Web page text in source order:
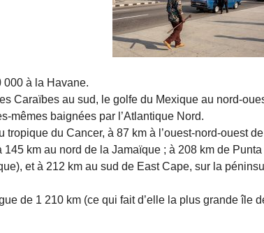
000 à la Havane.
Caraïbes au sud, le golfe du Mexique au nord-
mêmes baignées par l’Atlantique Nord.
du Cancer, à 87 km à l’ouest-nord-ouest
km au nord de la Jamaïque ; à 208 km de Punta
et à 212 km au sud de East Cape, sur la
de 1 210 km (ce qui fait d’elle la plus grande île